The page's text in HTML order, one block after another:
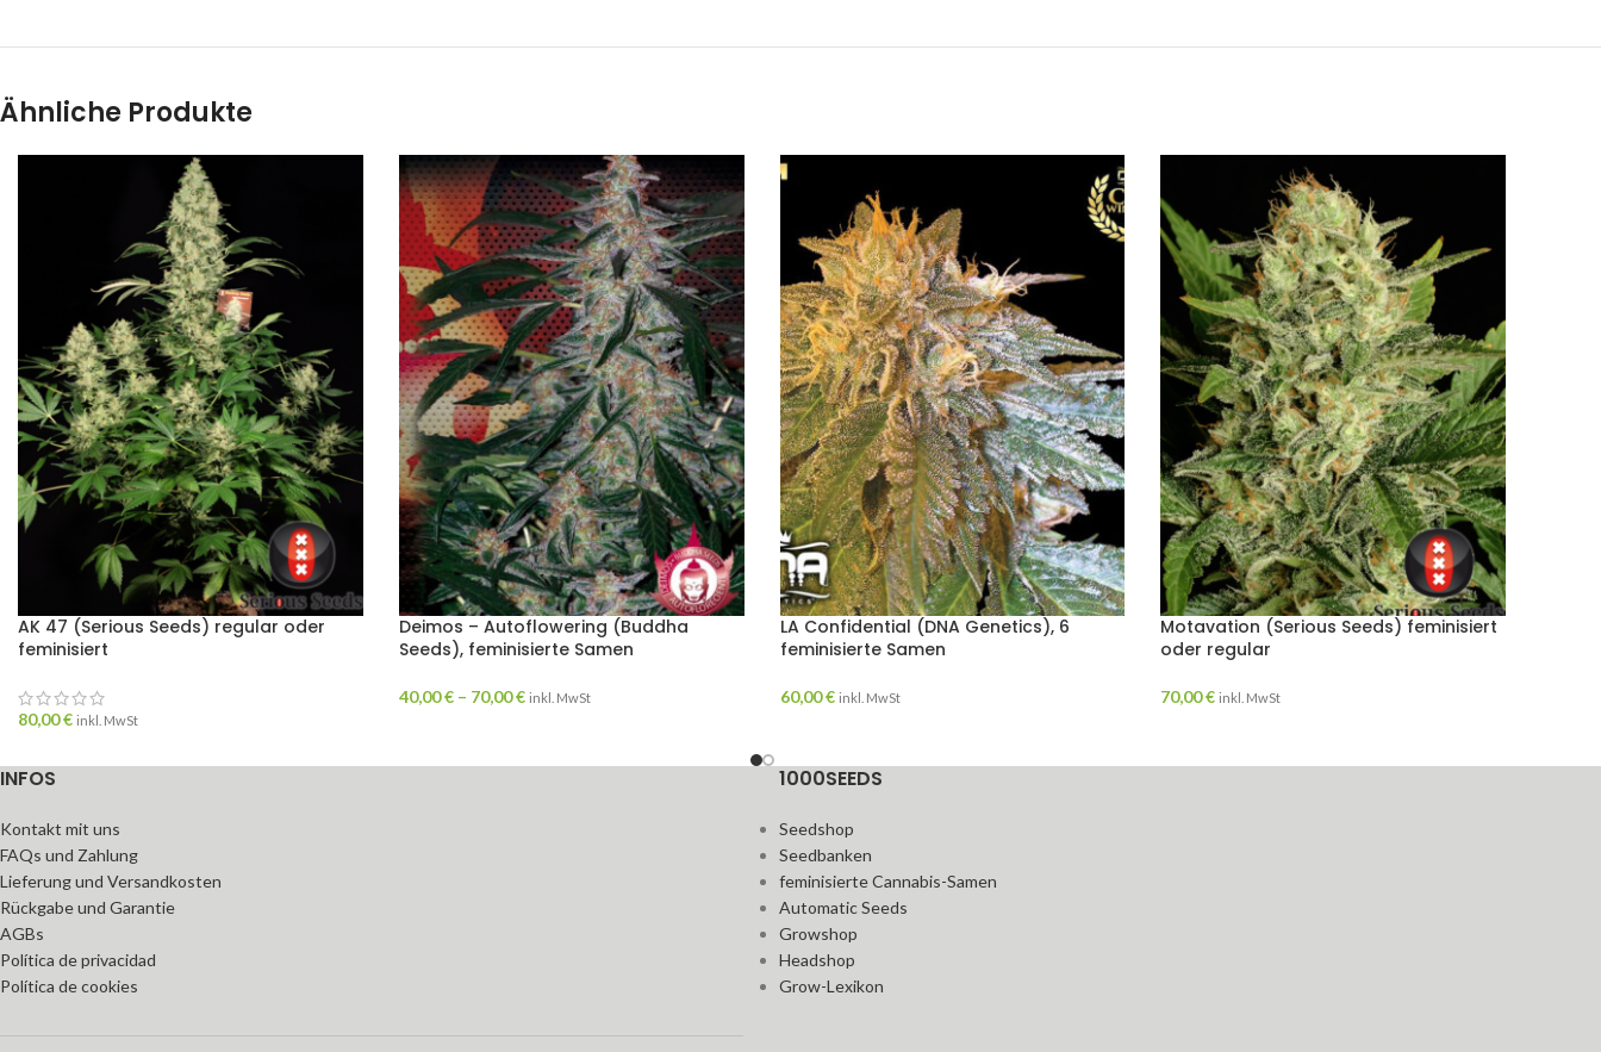
Ähnliche Produkte
AK 47 (Serious Seeds) regular oder
feminisiert
80,00€ inkl. MwSt
Deimos – Autoflowering (Buddha
Seeds), feminisierte Samen
40,00€ – 70,00€ inkl. MwSt
LA Confidential (DNA Genetics), 6
feminisierte Samen
60,00€ inkl. MwSt
Motavation (Serious Seeds) feminisiert
oder regular
70,00€ inkl. MwSt
INFOS
Kontakt mit uns
FAQs und Zahlung
Lieferung und Versandkosten
Rückgabe und Garantie
AGBs
Política de privacidad
Política de cookies
1000SEEDS
Seedshop
Seedbanken
feminisierte Cannabis-Samen
Automatic Seeds
Growshop
Headshop
Grow-Lexikon